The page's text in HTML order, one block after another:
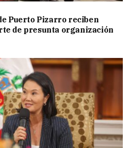
Puerto Pizarro reciben
de presunta organización